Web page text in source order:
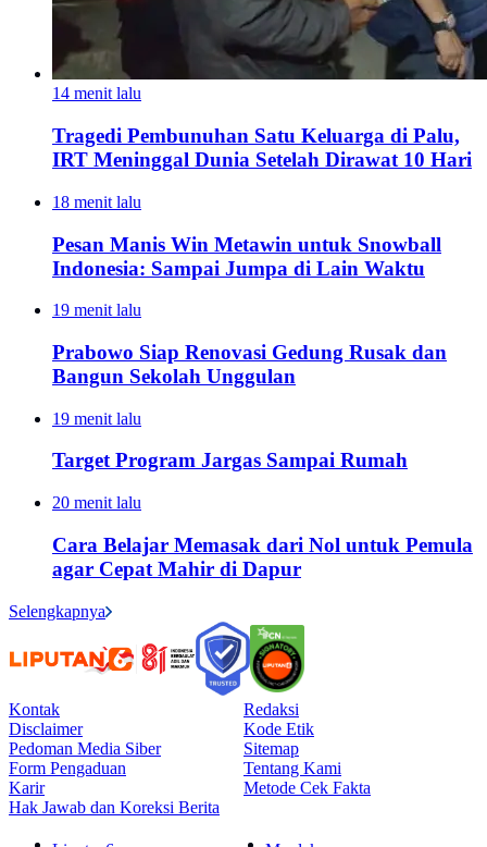
14 menit lalu
Tragedi Pembunuhan Satu Keluarga di Palu,
IRT Meninggal Dunia Setelah Dirawat 10 Hari
18 menit lalu
Pesan Manis Win Metawin untuk Snowball
Indonesia: Sampai Jumpa di Lain Waktu
19 menit lalu
Prabowo Siap Renovasi Gedung Rusak dan
Bangun Sekolah Unggulan
19 menit lalu
Target Program Jargas Sampai Rumah
20 menit lalu
Cara Belajar Memasak dari Nol untuk Pemula
agar Cepat Mahir di Dapur
Selengkapnya
Kontak
Redaksi
Disclaimer
Kode Etik
Pedoman Media Siber
Sitemap
Form Pengaduan
Tentang Kami
Karir
Metode Cek Fakta
Hak Jawab dan Koreksi Berita